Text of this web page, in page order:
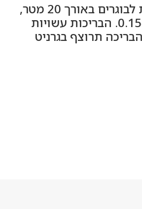
פרויקט ציבורי באשדוד המשותף למספר בנייני דירות ואשכול גני ילדים. הפרויקט כולל בריכת שחייה מלבנית לבוגרים באורך 20 מטר,
רוחב 6 מטר ועומק 1-1.8 מטר. בנוסף לבריכת שחיה מרובעת לפעוטות באורך וברוחב 6 מטר ובעומק 0.15-0.45. הבריכות עשויות
תרוצף בגרניט